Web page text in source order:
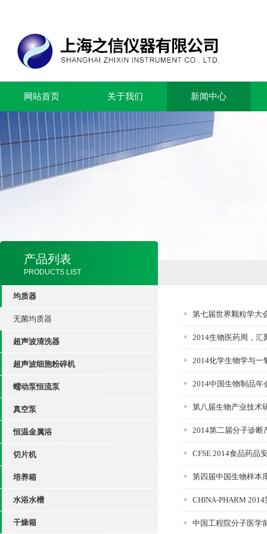
网站首页 关于我们 新闻中心
产品列表
PRODUCTS LIST
均质器
无菌均质器
超声波清洗器
超声波细胞粉碎机
蠕动泵恒流泵
真空泵
恒温金属浴
切片机
培养箱
水浴水槽
干燥箱
第七届世界颗粒学大
2014生物医药周，汇
2014化学生物学与一
2014中国生物制品年
第八届生物产业技术
2014第二届分子诊断
CFSE 2014食品药品
第四届中国生物样本
CHINA-PHARM
中国工程院分子医学